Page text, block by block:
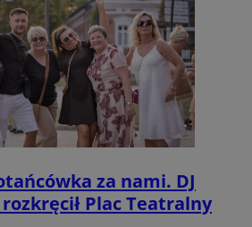
za nami. DJ
Plac Teatralny